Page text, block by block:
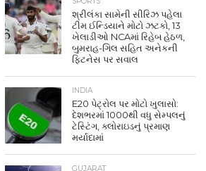
શ્રીલંકા સામેની સીરિઝ પહેલા
ટીમ ઈન્ડિયાને મોટો ઝટકો, 13
ખેલાડીઓ NCAમાં રિહેબ હેઠળ,
બુમરાહ-ગિલ સહિત અનેકની
ફિટનેસ પર સવાલ
INDIA
E20 પેટ્રોલ પર મોટો ખુલાસો:
દેશભરમાં 1000થી વધુ સેમ્પલનું
ટેસ્ટિંગ, ક્લોરાઇડનું પ્રમાણ
મર્યાદામાં
GUJARAT